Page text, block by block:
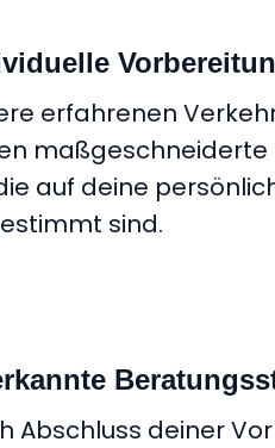
erfahrenen
maßgeschneiderte
auf deine
sind.
Abschluss deiner